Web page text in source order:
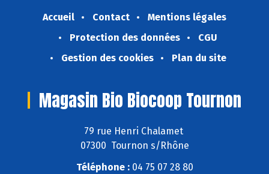
Accueil Contact
Mentions légales
Protection des données
CGU
Gestion des cookies
Plan du site
Magasin Bio Biocoop Tournon
79 rue Henri Chalamet
07300 Tournon s/Rhône
Téléphone :04 75 07 28 80